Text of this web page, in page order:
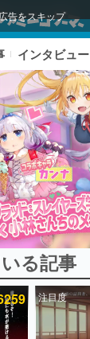
広告をスキップ
記事ランキング
インタビュー
る記事
注目度